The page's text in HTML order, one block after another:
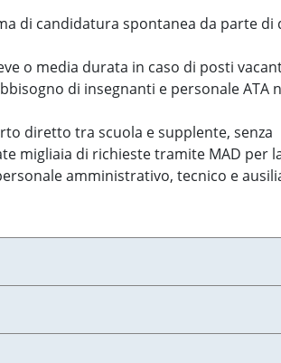
di candidatura spontanea da parte di
o media durata in caso di posti
di insegnanti e personale ATA
diretto tra scuola e supplente, senza
migliaia di richieste tramite MAD per
amministrativo, tecnico e